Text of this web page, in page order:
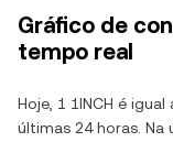
Gráfico de
tempo real
Hoje, 1 1INCH é
últimas 24 horas. Na